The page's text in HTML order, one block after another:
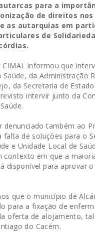
para a
de direitos nos
as autarquias em
de
CIMAL informou que
da Administração
da Secretaria de
intervir junto da
denunciado também ao
falta de soluções para o
e Unidade Local de
contexto em que a
disponível para aprovar
que o município de
para a fixação de
oferta de alojamento,
do Cacém.